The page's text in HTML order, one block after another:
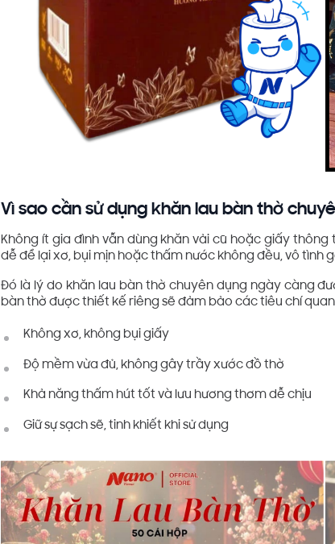
Vì sao cần sử dụng khăn lau bàn thờ
Không ít gia đình vẫn dùng khăn vải cũ hoặc giấy
dễ để lại xơ, bụi mịn hoặc thấm nước không đều, vô tình
Đó là lý do khăn lau bàn thờ chuyên dụng ngày càng
bàn thờ được thiết kế riêng sẽ đảm bảo các tiêu chí
Không xơ, không bụi giấy
Độ mềm vừa đủ, không gây trầy xước đồ thờ
Khả năng thấm hút tốt và lưu hương thơm dễ chịu
Giữ sự sạch sẽ, tinh khiết khi sử dụng